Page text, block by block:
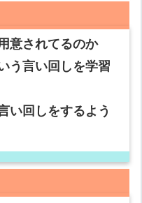
意されてるのか
う言い回しを学習
い回しをするよう